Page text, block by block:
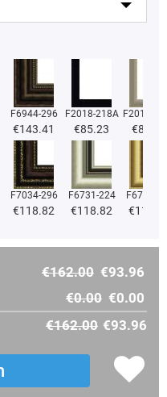
F6944-296
€143.41
F2018-218A
€85.23
F2018-
€85.23
F7034-296
€118.82
F6731-224
€118.82
F6731-
€
€162.00 €93.96
€0.00 €0.00
€162.00 €93.96